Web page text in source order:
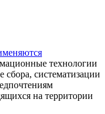
технологии
систематизации
на территории